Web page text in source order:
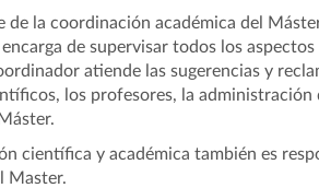
de la coordinación académica del
de supervisar todos los
atiende las sugerencias y
los profesores, la
científica y académica también es
Master.